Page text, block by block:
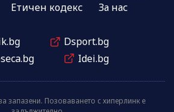
Етичен кодекс За нас
Dsport.bg
Idei.bg
запазени. Позоваването с хиперлинк е